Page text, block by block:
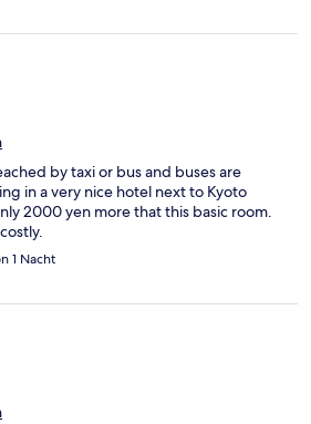
by taxi or bus and buses are
in a very nice hotel next to Kyoto
2000 yen more that this basic room.
1 Nacht